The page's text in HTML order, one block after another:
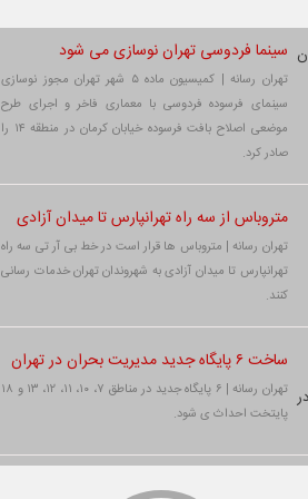
سینما فردوسی تهران نوسازی می شود
تهران رسانه | کمیسیون ماده ۵ شهر تهران مجوز نوسازی
سینمای فرسوده فردوسی با معماری فاخر و اجرای طرح
موضعی اصلاح بافت فرسوده خیابان کرمان در منطقه ۱۴ را
صادر کرد.
متروباس از سه راه تهرانپارس تا میدان آزادی
تهران رسانه | متروباس ها قرار است در خط بی آر تی سه راه
تهرانپارس تا میدان آزادی به شهروندان تهران خدمات رسانی
کنند.
ساخت ۶ پایگاه جدید مدیریت بحران در تهران
تهران رسانه | ۶ پایگاه جدید در مناطق ۷، ۱۰، ۱۱، ۱۲، ۱۳ و ۱۸
پایتخت احداث ی شود.